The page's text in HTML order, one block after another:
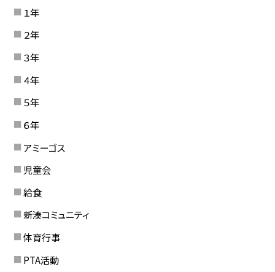
１年
２年
３年
４年
５年
６年
アミーゴス
児童会
給食
新湊コミュニティ
体育行事
PTA活動